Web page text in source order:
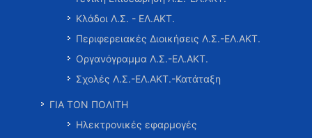
Κλάδοι Λ.Σ. - ΕΛ.ΑΚΤ.
Περιφερειακές Διοικήσεις Λ.Σ.-ΕΛ.ΑΚΤ.
Οργανόγραμμα Λ.Σ.-ΕΛ.ΑΚΤ.
Σχολές Λ.Σ.-ΕΛ.ΑΚΤ.-Κατάταξη
ΓΙΑ ΤΟΝ ΠΟΛΙΤΗ
Ηλεκτρονικές εφαρμογές